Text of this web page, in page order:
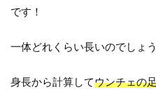
です！
一体どれくらい長いのでしょう
身長から計算してウンチェの